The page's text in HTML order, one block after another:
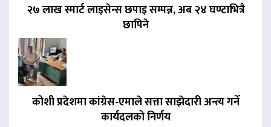
२७ लाख स्मार्ट लाइसेन्स छपाइ सम्पन्न, अब २४ घण्टाभित्रै
छापिने
कोशी प्रदेशमा कांग्रेस-एमाले सत्ता साझेदारी अन्त्य गर्ने
कार्यदलको निर्णय